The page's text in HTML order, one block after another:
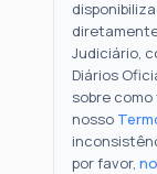
Judiciário,
Diários
sobre
nosso
por favor,